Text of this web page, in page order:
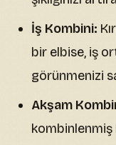
İş Kombini:
bir elbise, iş
görünmenizi
Akşam
kombinlenmiş